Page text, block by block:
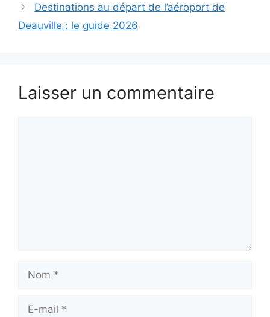
Destinations au départ de l’aéroport de
Deauville : le guide 2026
Laisser un commentaire
Nom